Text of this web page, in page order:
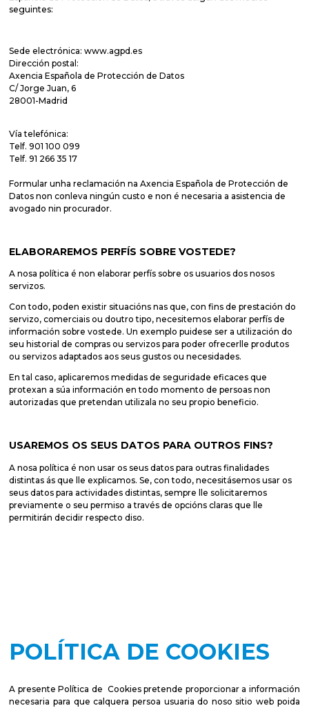
seguintes:
Sede electrónica:www.agpd.es
Dirección postal:
Axencia Española de Protección de Datos
C/ Jorge Juan, 6
28001-Madrid
Vía telefónica:
Telf. 901 100 099
Telf. 91 266 35 17
Formular unha reclamación na Axencia Española de Protección de
Datos non conleva ningún custo e non é necesaria a asistencia de
avogado nin procurador.
ELABORAREMOS PERFÍS SOBRE VOSTEDE?
A nosa política é non elaborar perfís sobre os usuarios dos nosos
servizos.
Con todo, poden existir situacións nas que, con fins de prestación do
servizo, comerciais ou doutro tipo, necesitemos elaborar perfís de
información sobre vostede. Un exemplo puidese ser a utilización do
seu historial de compras ou servizos para poder ofrecerlle produtos
ou servizos adaptados aos seus gustos ou necesidades.
En tal caso, aplicaremos medidas de seguridade eficaces que
protexan a súa información en todo momento de persoas non
autorizadas que pretendan utilizala no seu propio beneficio.
USAREMOS OS SEUS DATOS PARA OUTROS FINS?
A nosa política é non usar os seus datos para outras finalidades
distintas ás que lle explicamos. Se, con todo, necesitásemos usar os
seus datos para actividades distintas, sempre lle solicitaremos
previamente o seu permiso a través de opcións claras que lle
permitirán decidir respecto diso.
POLÍTICA DE COOKIES
A presente Política de Cookies pretende proporcionar a información
necesaria para que calquera persoa usuaria do noso sitio web poida